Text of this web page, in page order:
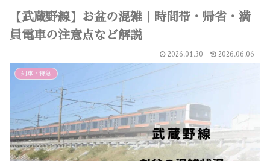
【武蔵野線】お盆の混雑｜時間帯・帰省・満
員電車の注意点など解説
2026.01.30 2026.06.06
列車・特急